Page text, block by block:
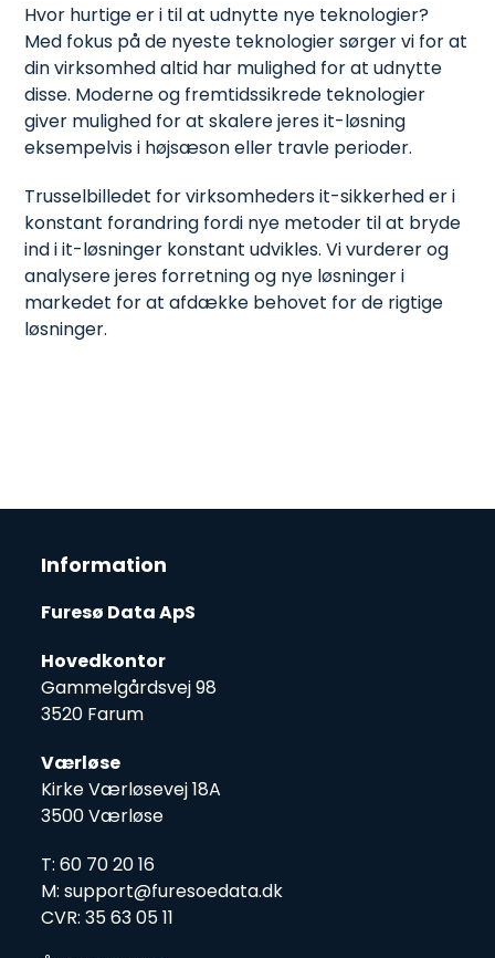
Hvor hurtige er i til at udnytte nye teknologier?
Med fokus på de nyeste teknologier sørger vi for at
din virksomhed altid har mulighed for at udnytte
disse. Moderne og fremtidssikrede teknologier
giver mulighed for at skalere jeres it-løsning
eksempelvis i højsæson eller travle perioder.
Trusselbilledet for virksomheders it-sikkerhed er i
konstant forandring fordi nye metoder til at bryde
ind i it-løsninger konstant udvikles. Vi vurderer og
analysere jeres forretning og nye løsninger i
markedet for at afdække behovet for de rigtige
løsninger.
Information
Furesø Data ApS
Hovedkontor
Gammelgårdsvej 98
3520 Farum
Værløse
Kirke Værløsevej 18A
3500 Værløse
T: 60 70 20 16
M: support@furesoedata.dk
CVR: 35 63 05 11